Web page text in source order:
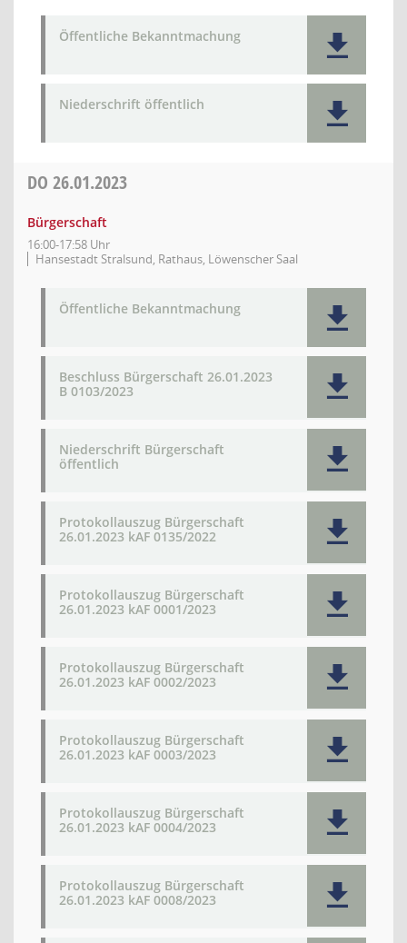
Öffentliche Bekanntmachung
Niederschrift öffentlich
DO 26.01.2023
Bürgerschaft
16:00-17:58 Uhr
Hansestadt Stralsund, Rathaus, Löwenscher Saal
Öffentliche Bekanntmachung
Beschluss Bürgerschaft 26.01.2023
B 0103/2023
Niederschrift Bürgerschaft
öffentlich
Protokollauszug Bürgerschaft
26.01.2023 kAF 0135/2022
Protokollauszug Bürgerschaft
26.01.2023 kAF 0001/2023
Protokollauszug Bürgerschaft
26.01.2023 kAF 0002/2023
Protokollauszug Bürgerschaft
26.01.2023 kAF 0003/2023
Protokollauszug Bürgerschaft
26.01.2023 kAF 0004/2023
Protokollauszug Bürgerschaft
26.01.2023 kAF 0008/2023